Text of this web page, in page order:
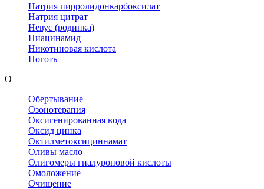
Натрия пирролидонкарбоксилат
Натрия цитрат
Невус (родинка)
Ниацинамид
Никотиновая кислота
Ноготь
О
Обертывание
Озонотерапия
Оксигенированная вода
Оксид цинка
Октилметоксициннамат
Оливы масло
Олигомеры гиалуроновой кислоты
Омоложение
Очищение